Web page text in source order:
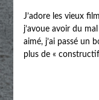
J’adore les vieux
j’avoue avoir du
aimé, j’ai passé un
plus de «